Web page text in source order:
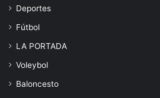
Deportes
Fútbol
LA PORTADA
Voleybol
Baloncesto